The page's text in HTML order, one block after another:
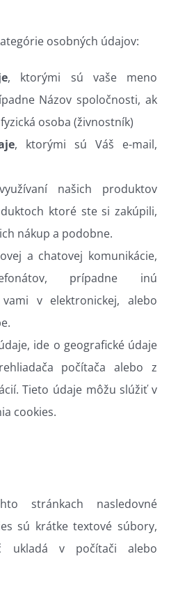
osobných údajov:
, ktorými sú vaše meno
Názov spoločnosti, ak
osoba (živnostník)
, ktorými sú Váš e-mail,
našich produktov
ktoré ste si zakúpili,
nákup a podobne.
a chatovej komunikácie,
prípadne inú
v elektronickej, alebo
ide o geografické údaje
počítača alebo z
Tieto údaje môžu slúžiť v
cookies.
stránkach nasledovné
sú krátke textové súbory,
ukladá v počítači alebo